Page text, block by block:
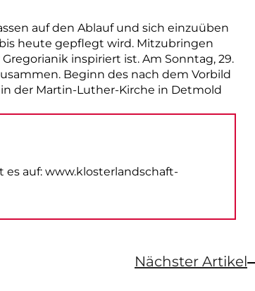
auf den Ablauf und sich einzuüben
heute gepflegt wird. Mitzubringen
inspiriert ist. Am Sonntag, 29.
Beginn des nach dem Vorbild
der Martin-Luther-Kirche in Detmold
auf: www.klosterlandschaft-
Nächster Artikel